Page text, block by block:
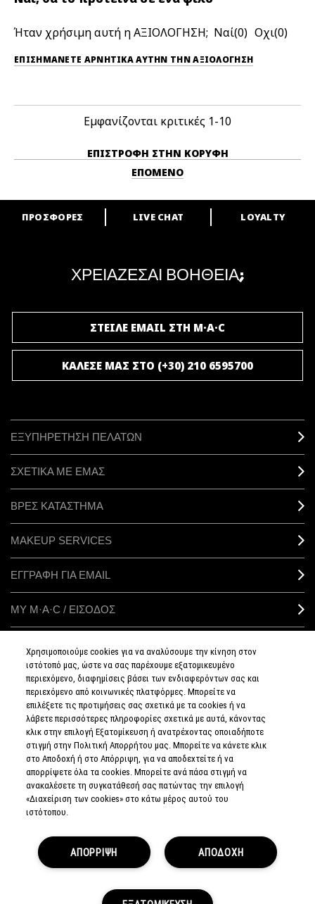
Ήταν χρήσιμη αυτή η ΑΞΙΟΛΟΓΗΣΗ; 0 0
ΕΠΙΣΗΜΆΝΕΤΕ ΑΡΝΗΤΙΚΆ ΑΥΤΉΝ ΤΗΝ ΑΞΙΟΛΟΓΗΣΗ
Εμφανίζονται κριτικές 1-10
ΕΠΙΣΤΡΟΦΉ ΣΤΗΝ ΚΟΡΥΦΉ
ΕΠΌΜΕΝΟ
ARE YOU A M·A·C LOVER?
ΠΡΟΣΦΟΡΕΣ LIVE CHAT LOYALTY
ΧΡΕΙΑΖΕΣΑΙ ΒΟΗΘΕΙΑ;
ΣΤΕΙΛΕ EMAIL ΣΤΗ M·A·C
ΚΑΛΕΣΕ ΜΑΣ ΣΤΟ (+30) 210 6595700
ΕΞΥΠΗΡΕΤΗΣΗ ΠΕΛΑΤΩΝ
ΣΧΕΤΙΚΑ ΜΕ ΕΜΑΣ
ΒΡΕΣ ΚΑΤΑΣΤΗΜΑ
MAKEUP SERVICES
ΕΓΓΡΑΦΗ ΓΙΑ EMAIL
ΜΥ M·A·C / ΕΙΣΟΔΟΣ
ΣΥΝΔΕΘΕΙΤΕ
ΠΟΛΙΤΙΚΗ
ΑΠΟΡΡΗΤΟΥ
ΟΡΟΙ &
ΠΡΟΥΠΟΘΕΣΕΙΣ
ΟΡΟΙ
ΠΩΛΗΣΗΣ
ΠΟΛΙΤΙΚΗ
ΕΝΗΜΕΡΩΘΕΙΤΕ
ΓΙΑ ΤΑ ΠΛΑΣΤΑ
ΠΡΟΪΟΝΤΑ
ΔΙΑΧΕΙΡΙΣΤΕΙΤΕ
ΤΟΥ ΙΣΤΟΤΟΠΟΥ
© MAKE-UP ART COSMETICS.
Χρησιμοποιούμε cookies για να αναλύσουμε την κίνηση στον
ιστότοπό μας, ώστε να σας παρέχουμε εξατομικευμένο
περιεχόμενο, διαφημίσεις βάσει των ενδιαφερόντων σας και
περιεχόμενο από κοινωνικές πλατφόρμες. Μπορείτε να
επιλέξετε τις προτιμήσεις σας σχετικά με τα cookies ή να
λάβετε περισσότερες πληροφορίες σχετικά με αυτά, κάνοντας
κλικ στην επιλογή Εξατομίκευση ή ανατρέχοντας οποιαδήποτε
στιγμή στην Πολιτική Απορρήτου μας. Μπορείτε να κάνετε κλικ
στο Αποδοχή ή στο Απόρριψη, για να αποδεχτείτε ή να
απορρίψετε όλα τα cookies. Μπορείτε ανά πάσα στιγμή να
ανακαλέσετε τη συγκατάθεσή σας πατώντας την επιλογή
«Διαχείριση των cookies» στο κάτω μέρος αυτού του
ιστότοπου.
ΑΠΟΔΟΧΗ
ΑΠΟΡΡΙΨΗ